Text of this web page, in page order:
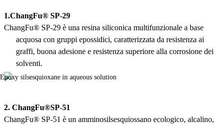
1.ChangFu® SP-29
ChangFu® SP-29 è una resina siliconica multifunzionale a base
acquosa con gruppi epossidici, caratterizzata da resistenza ai
graffi, buona adesione e resistenza superiore alla corrosione dei
solventi.
2. ChangFu®SP-51
ChangFu® SP-51 è un amminosilsesquiossano ecologico, alcalino,